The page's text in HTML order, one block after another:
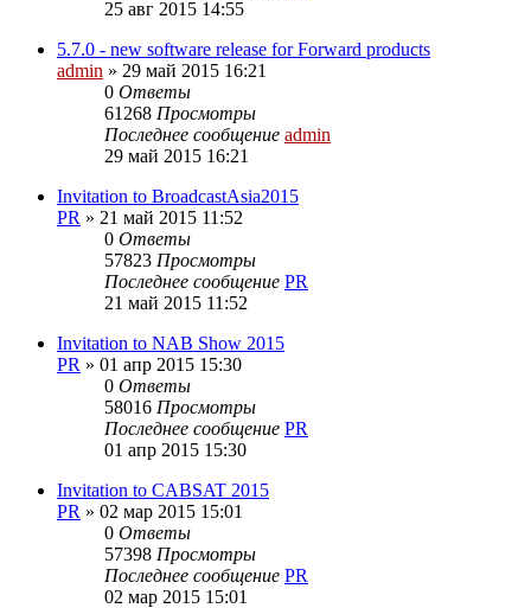
25 авг 2015 14:55
5.7.0 - new software release for Forward products
admin » 29 май 2015 16:21
0 Ответы
61268 Просмотры
Последнее сообщение admin
29 май 2015 16:21
Invitation to BroadcastAsia2015
PR » 21 май 2015 11:52
0 Ответы
57823 Просмотры
Последнее сообщение PR
21 май 2015 11:52
Invitation to NAB Show 2015
PR » 01 апр 2015 15:30
0 Ответы
58016 Просмотры
Последнее сообщение PR
01 апр 2015 15:30
Invitation to CABSAT 2015
PR » 02 мар 2015 15:01
0 Ответы
57398 Просмотры
Последнее сообщение PR
02 мар 2015 15:01